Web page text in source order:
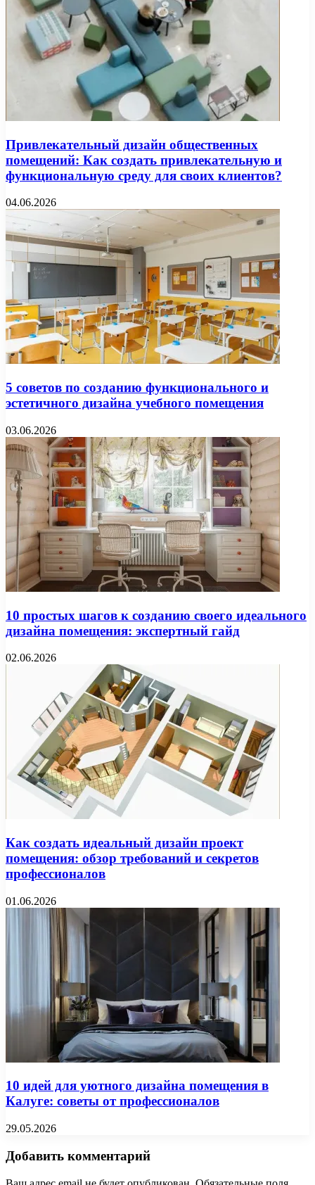
Привлекательный дизайн общественных
помещений: Как создать привлекательную и
функциональную среду для своих клиентов?
04.06.2026
5 советов по созданию функционального и
эстетичного дизайна учебного помещения
03.06.2026
10 простых шагов к созданию своего идеального
дизайна помещения: экспертный гайд
02.06.2026
Как создать идеальный дизайн проект
помещения: обзор требований и секретов
профессионалов
01.06.2026
10 идей для уютного дизайна помещения в
Калуге: советы от профессионалов
29.05.2026
Добавить комментарий